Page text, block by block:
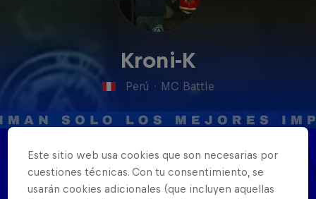
Kroni-K
Perú · MC Battle
Nacionalidad
Este sitio web usa cookies que son necesarias por
cuestiones técnicas. Con tu consentimiento, se
usarán cookies adicionales (que incluyen aquellas